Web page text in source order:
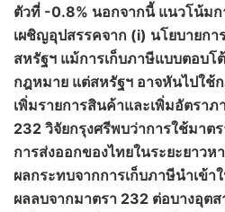
ตัวที่ -0.8% นอกจากนี้ แนวโน้มก
เผชิญอุปสรรคจาก (i) นโยบายกา
สหรัฐฯ แม้การเก็บภาษีแบบตอบโ
กฎหมาย แต่สหรัฐฯ อาจหันไปใช้
เพิ่มรายการสินค้าและเพิ่มอัตราภ
232 วิจัยกรุงศรีพบว่าการใช้มาต
การส่งออกของไทยในระยะยาวห
ผลกระทบจากการเก็บภาษีนำเข้
ผลลบจากมาตรา 232 ต่อบางอุต